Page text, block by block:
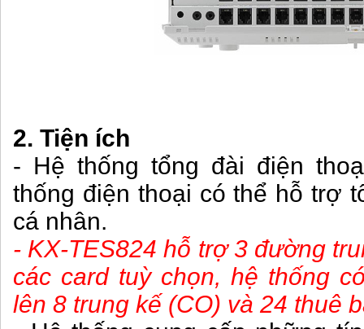
2. Tiện ích
- Hệ thống tổng đài điện
thống điện thoại có thể hỗ trợ
cá nhân.
- KX-TES824 hỗ trợ 3 đ­ường
các card tuỳ chọn, hệ thống
lên 8 trung kế (CO) và 24 thuê